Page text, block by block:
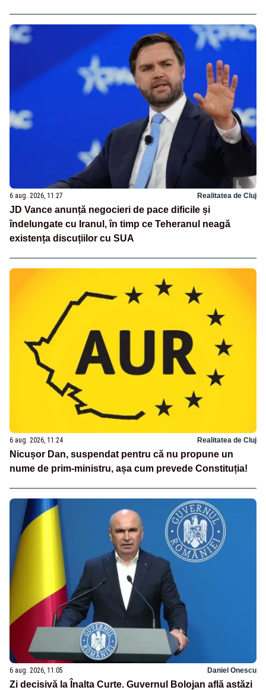
6 aug. 2026, 11:27 Realitatea de Cluj
JD Vance anunță negocieri de pace dificile și
îndelungate cu Iranul, în timp ce Teheranul neagă
existența discuțiilor cu SUA
6 aug. 2026, 11:24 Realitatea de Cluj
Nicușor Dan, suspendat pentru că nu propune un
nume de prim-ministru, așa cum prevede Constituția!
6 aug. 2026, 11:05 Daniel Onescu
Zi decisivă la Înalta Curte. Guvernul Bolojan află astăzi